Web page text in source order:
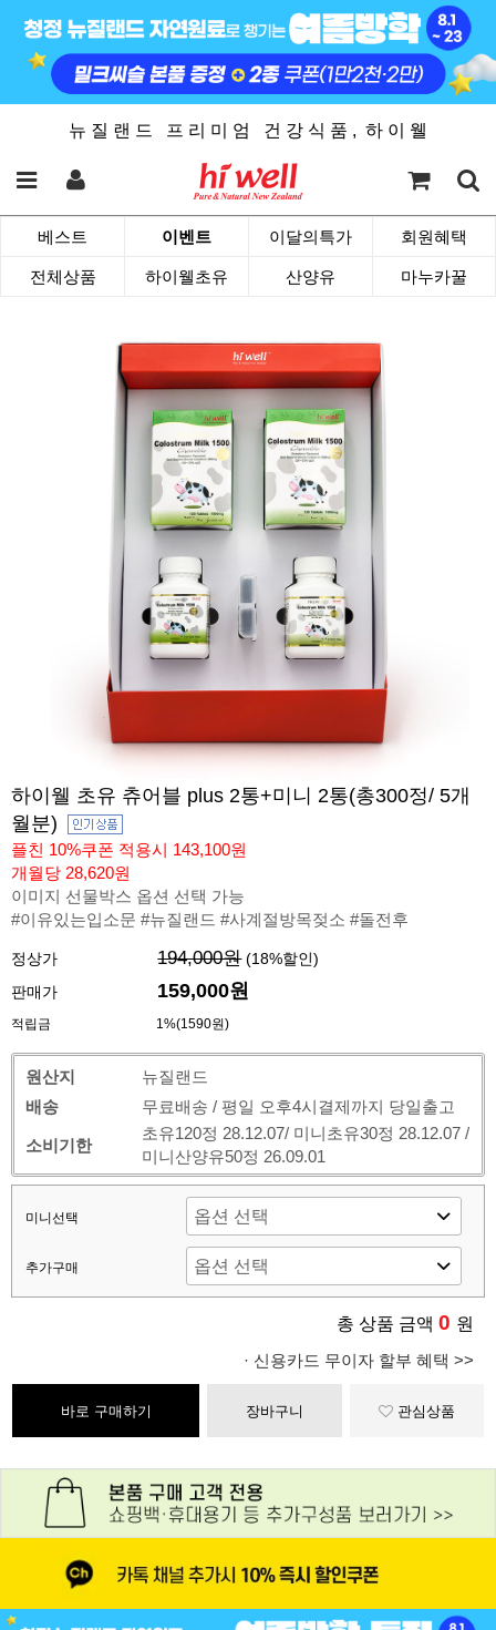
뉴 질 랜 드 프 리 미 엄 건 강 식 품 , 하 이 웰
베스트 이벤트 이달의특가 회원혜택
전체상품 하이웰초유 산양유 마누카꿀
하이웰 초유 츄어블 plus 2통+미니 2통(총300정/ 5개
월분)
플친 10%쿠폰 적용시 143,100원
개월당 28,620원
이미지 선물박스 옵션 선택 가능
#이유있는입소문 #뉴질랜드 #사계절방목젖소 #돌전후
정상가 194,000원 (18%할인)
판매가
159,000원
적립금 1%(1590원)
원산지
뉴질랜드
배송
무료배송 / 평일 오후4시결제까지 당일출고
소비기한
초유120정 28.12.07/ 미니초유30정 28.12.07 /
미니산양유50정 26.09.01
미니선택
추가구매
총 상품 금액 0 원
· 신용카드 무이자 할부 혜택 >>
바로 구매하기 장바구니 관심상품